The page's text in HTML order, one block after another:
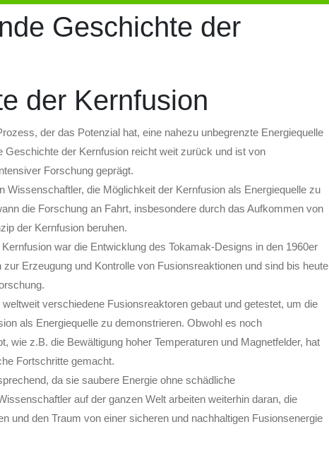
Geschichte der
der Kernfusion
der das Potenzial hat, eine nahezu unbegrenzte Energiequelle
Geschichte der Kernfusion reicht weit zurück und ist von
Forschung geprägt.
Wissenschaftler, die Möglichkeit der Kernfusion als Energiequelle zu
die Forschung an Fahrt, insbesondere durch das Aufkommen von
der Kernfusion beruhen.
war die Entwicklung des Tokamak-Designs in den 1960er
Erzeugung und Kontrolle von Fusionsreaktionen und sind bis heute
verschiedene Fusionsreaktoren gebaut und getestet, um die
als Energiequelle zu demonstrieren. Obwohl es noch
wie z.B. die Bewältigung hoher Temperaturen und Magnetfelder, hat
Fortschritte gemacht.
da sie saubere Energie ohne schädliche
auf der ganzen Welt arbeiten weiterhin daran, die
und den Traum von einer sicheren und nachhaltigen Fusionsenergie